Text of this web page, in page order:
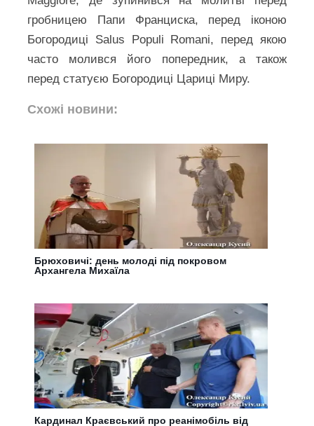
гробницею Папи Франциска, перед іконою
Богородиці Salus Populi Romani, перед якою
часто молився його попередник, а також
перед статуєю Богородиці Цариці Миру.
Схожі новини:
Брюховичі: день молоді під покровом
Архангела Михаїла
Кардинал Краєвський про реанімобіль від